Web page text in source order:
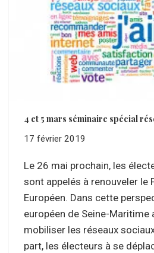
4 et 5 mars séminaire spécial
17 février 2019
Le 26 mai prochain, les
sont appelés à renouveler le
Européen. Dans cette
européen de Seine-Maritime
mobiliser les réseaux
part, les électeurs à se